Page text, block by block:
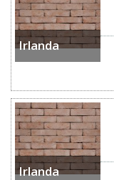
Irlanda
Irlanda